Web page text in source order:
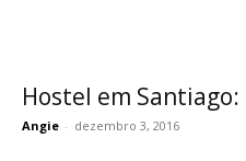
Hostel em
Angie - dezembro 3, 2016